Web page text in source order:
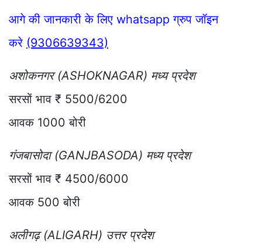
आगे की जानकारी के लिए whatsapp ग्रुप जॉइन
करे (9306639343)
अशोकनगर (ASHOKNAGAR) मध्य प्रदेश
सरसों भाव ₹ 5500/6200
आवक 1000 बोरी
गंजबासोदा (GANJBASODA) मध्य प्रदेश
सरसों भाव ₹ 4500/6000
आवक 500 बोरी
अलीगढ़ (ALIGARH) उत्तर प्रदेश